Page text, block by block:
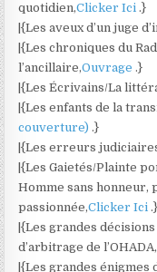
quotidien,Clicker Ici.}
|{Les aveux d’un juge
|{Les chroniques du
l’ancillaire,Ouvrage.}
|{Les Écrivains/La
|{Les enfants de la
couverture).}
|{Les erreurs
|{Les Gaietés/Plainte
Homme sans honneur,
passionnée,Clicker Ici.}
|{Les grandes
d’arbitrage de l’OHADA,
|{Les grandes énigmes